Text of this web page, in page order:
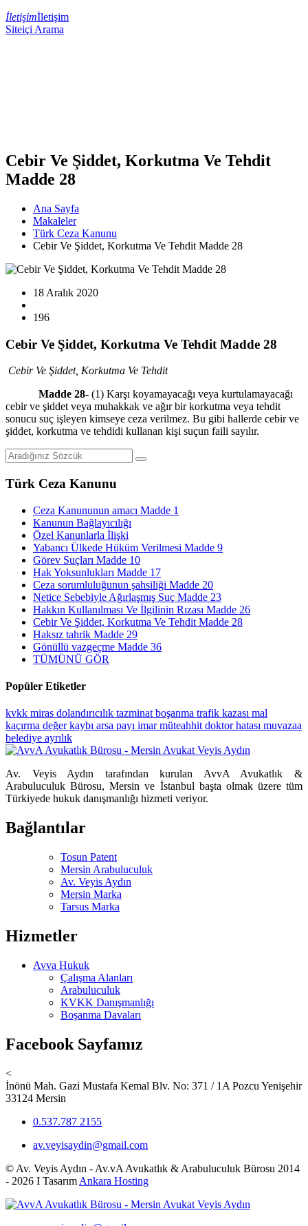
İletişimİletişim
Siteiçi Arama
Cebir Ve Şiddet, Korkutma Ve Tehdit
Madde 28
Ana Sayfa
Makaleler
Türk Ceza Kanunu
Cebir Ve Şiddet, Korkutma Ve Tehdit Madde 28
18 Aralık 2020
196
Cebir Ve Şiddet, Korkutma Ve Tehdit Madde 28
Cebir Ve Şiddet, Korkutma Ve Tehdit
Madde 28- (1) Karşı koyamayacağı veya kurtulamayacağı
cebir ve şiddet veya muhakkak ve ağır bir korkutma veya tehdit
sonucu suç işleyen kimseye ceza verilmez. Bu gibi hallerde cebir ve
şiddet, korkutma ve tehdidi kullanan kişi suçun faili sayılır.
Türk Ceza Kanunu
Ceza Kanununun amacı Madde 1
Kanunun Bağlayıcılığı
Özel Kanunlarla İlişki
Yabancı Ülkede Hüküm Verilmesi Madde 9
Görev Suçları Madde 10
Hak Yoksunlukları Madde 17
Ceza sorumluluğunun şahsiliği Madde 20
Netice Sebebiyle Ağırlaşmış Suç Madde 23
Hakkın Kullanılması Ve İlgilinin Rızası Madde 26
Cebir Ve Şiddet, Korkutma Ve Tehdit Madde 28
Haksız tahrik Madde 29
Gönüllü vazgeçme Madde 36
TÜMÜNÜ GÖR
Popüler Etiketler
kvkk miras dolandırıcılık tazminat boşanma trafik kazası mal
kaçırma değer kaybı arsa payı imarmüteahhit doktor hatası muvazaa
belediye ayrılık
Av. Veyis Aydın tarafından kurulan AvvA Avukatlık &
Arabuluculuk Bürosu, Mersin ve İstanbul başta olmak üzere tüm
Türkiyede hukuk danışmanlığı hizmeti veriyor.
Bağlantılar
Tosun Patent
Mersin Arabuluculuk
Av. Veyis Aydın
Mersin Marka
Tarsus Marka
Hizmetler
Avva Hukuk
Çalışma Alanları
Arabuluculuk
KVKK Danışmanlığı
Boşanma Davaları
Facebook Sayfamız
<
İnönü Mah. Gazi Mustafa Kemal Blv. No: 371 / 1A Pozcu Yenişehir
33124 Mersin
0.537.787 2155
av.veyisaydin@gmail.com
© Av. Veyis Aydın - Av.vA Avukatlık & Arabuluculuk Bürosu 2014
- 2026 I Tasarım Ankara Hosting